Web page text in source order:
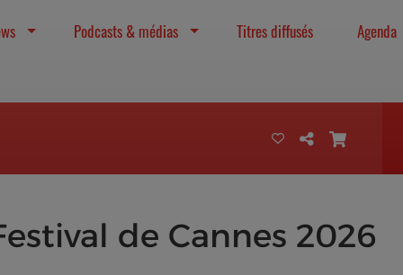
Podcasts & médias Titres diffusés Agenda
de Cannes 2026